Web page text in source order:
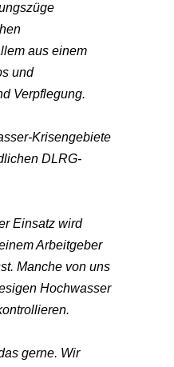
aus einem
und
Verpflegung.
Krisengebiete
DLRG-
Einsatz wird
Arbeitgeber
Manche von uns
Hochwasser
gerne. Wir